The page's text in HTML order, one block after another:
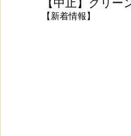
【中止】グリー
【 新着情報 】